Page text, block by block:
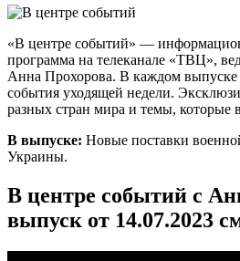
«В центре событий» —
программа на телеканале «ТВЦ»,
Анна Прохорова. В каждом выпуске
события уходящей недели.
разных стран мира и темы, которые
В выпуске: Новые поставки
Украины.
В центре событий с
выпуск от 14.07.2023